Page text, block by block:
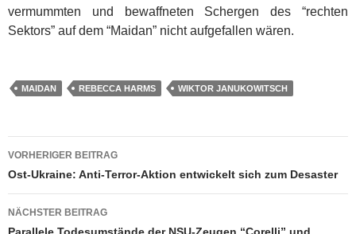
vermummten und bewaffneten Schergen des “rechten
Sektors” auf dem “Maidan” nicht aufgefallen wären.
MAIDAN REBECCA HARMS WIKTOR JANUKOWITSCH
Beitragsnavigation
VORHERIGER BEITRAG
Ost-Ukraine: Anti-Terror-Aktion entwickelt sich zum Desaster
NÄCHSTER BEITRAG